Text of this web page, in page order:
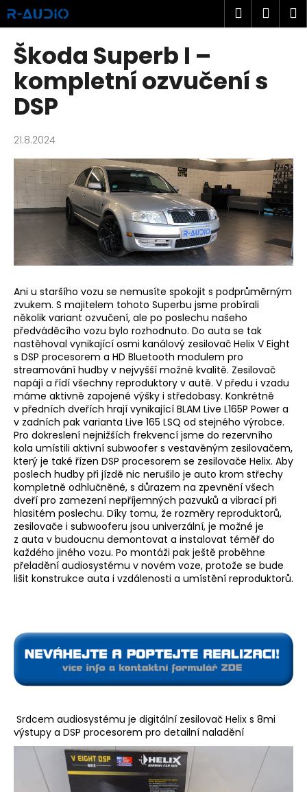
Přejít
na
obsah
Hledat
Škoda Superb I –
kompletní ozvučení s
DSP
21.8.2024
Ani u staršího vozu se nemusíte spokojit s podprůměrným
zvukem. S majitelem tohoto Superbu jsme probírali
několik variant ozvučení, ale po poslechu našeho
předváděcího vozu bylo rozhodnuto. Do auta se tak
nastěhoval vynikající osmi kanálový zesilovač Helix V Eight
s DSP procesorem a HD Bluetooth modulem pro
streamování hudby v nejvyšší možné kvalitě. Zesilovač
napájí a řídí všechny reproduktory v autě. V předu i vzadu
máme aktivně zapojené výšky i středobasy. Konkrétně
v předních dveřích hrají vynikající BLAM Live L165P Power a
v zadních pak varianta Live 165 LSQ od stejného výrobce.
Pro dokreslení nejnižších frekvencí jsme do rezervního
kola umístili aktivní subwoofer s vestavěným zesilovačem,
který je také řízen DSP procesorem se zesilovače Helix. Aby
poslech hudby při jízdě nic nerušilo je auto krom střechy
kompletně odhlučněné, s důrazem na zpevnění všech
dveří pro zamezení nepříjemných pazvuků a vibrací při
hlasitém poslechu. Díky tomu, že rozměry reproduktorů,
zesilovače i subwooferu jsou univerzální, je možné je
z auta v budoucnu demontovat a instalovat téměř do
každého jiného vozu. Po montáži pak ještě proběhne
přeladění audiosystému v novém voze, protože se bude
lišit konstrukce auta i vzdálenosti a umístění reproduktorů.
Srdcem audiosystému je digitální zesilovač Helix s 8mi
výstupy a DSP procesorem pro detailní naladění
K
o
C
o
p
t
ř
b
u
e
t
e
n
a
j
í
t
?
HLEDAT
D
o
p
o
r
u
j
m